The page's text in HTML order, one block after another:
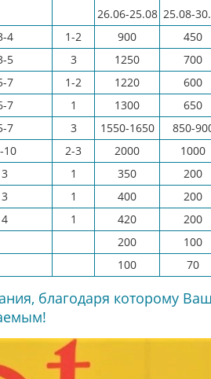
26.06-25.08 25.08-
4 1-2 900
450
5 3 1250
700
7 1-2 1220
600
7 1 1300
650
7 3 1550-1650
850-
10 2-3 2000
1000
3 1 350
200
3 1 400
200
4 1 420
200
200
100
100 70
благодаря которому